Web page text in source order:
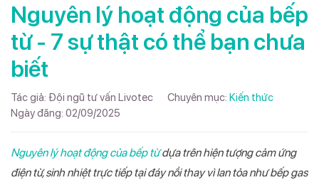
Nguyên lý hoạt động của bếp
từ - 7 sự thật có thể bạn chưa
biết
Tác giả: Đội ngũ tư vấn Livotec Chuyên mục: Kiến thức
Ngày đăng: 02/09/2025
Nguyên lý hoạt động của bếp từdựa trên hiện tượng cảm ứng
điện từ, sinh nhiệt trực tiếp tại đáy nồi thay vì lan tỏa như bếp gas